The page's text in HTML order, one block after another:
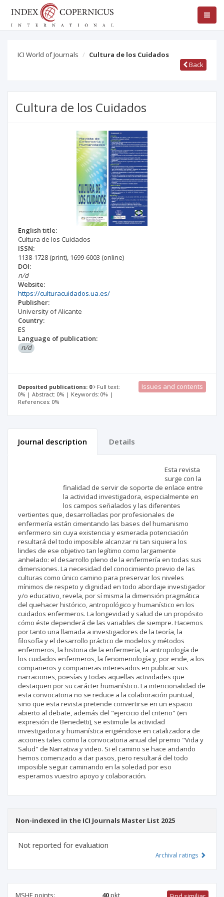
ICI World of Journals
Cultura de los Cuidados
Back
Cultura de los Cuidados
English title:
Cultura de los Cuidados
ISSN:
1138-1728 (print), 1699-6003 (online)
DOI:
n/d
Website:
https://culturacuidados.ua.es/
Publisher:
University of Alicante
Country:
ES
Language of publication:
n/d
Deposited publications: 0
Full text:
0% | Abstract: 0% | Keywords: 0% |
References: 0%
Issues and contents
Journal description Details
Esta revista
surge con la
finalidad de servir de soporte de enlace entre
la actividad investigadora, especialmente en
los campos señalados y las diferentes
vertientes que, desarrolladas por profesionales de
enfermería están cimentando las bases del humanismo
enfermero sin cuya existencia y esmerada potenciación
resultará del todo imposible alcanzar ni tan siquiera los
lindes de ese objetivo tan legítimo como largamente
anhelado: el desarrollo pleno de la enfermería en todas sus
dimensiones. La necesidad del conocimiento previo de las
culturas como único camino para preservar los niveles
mínimos de respeto y dignidad en todo abordaje investigador
y/o educativo, revela, por sí misma la dimensión pragmática
del quehacer histórico, antropológico y humanístico en los
cuidados enfermeros. La longevidad y salud de un propósito
cómo éste dependerá de las variables de siempre. Hacemos
por tanto una llamada a investigadores de la teoría, la
filosofía y el desarrollo práctico de modelos y métodos
enfermeros, la historia de la enfermería, la antropología de
los cuidados enfermeros, la fenomenología y, por ende, a los
compañeros y compañeras interesados en publicar sus
narraciones, poesías y todas aquellas actividades que
destaquen por su carácter humanístico. La intencionalidad de
esta convocatoria no se reduce a la colaboración puntual,
sino que esta revista pretende convertirse en un espacio
abierto al debate, además del "ejercicio del criterio" (en
expresión de Benedetti), se estimule la actividad
investigadora y humanística erigiéndose en catalizadora de
acciones tales como la convocatoria anual del premio "Vida y
Salud" de Narrativa y video. Si el camino se hace andando
hemos comenzado a dar pasos, pero resultará del todo
imposible seguir caminando en la soledad por eso
esperamos vuestro apoyo y colaboración.
Non-indexed in the ICI Journals Master List 2025
Not reported for evaluation
Archival ratings
MSHE points: 40pkt